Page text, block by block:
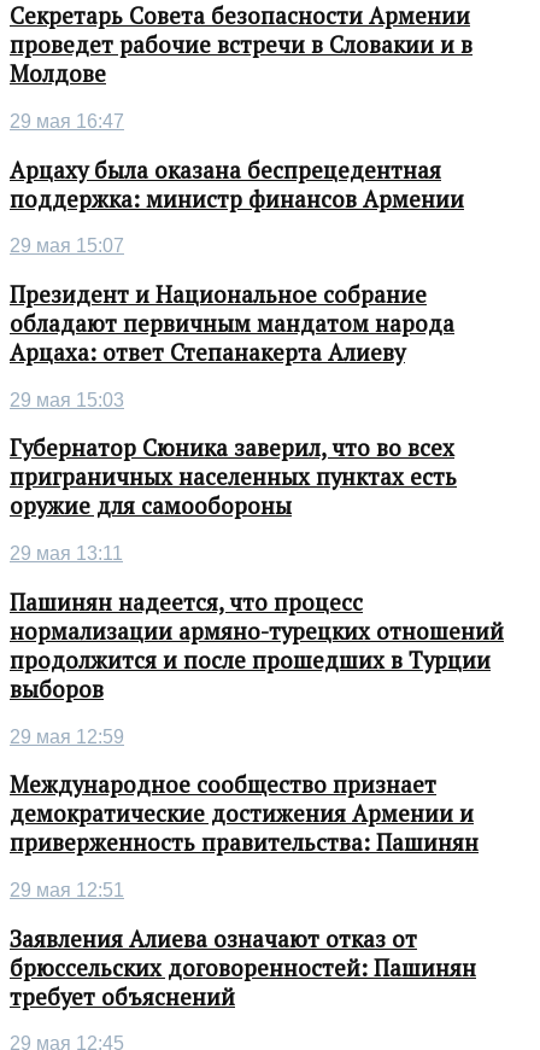
Секретарь Совета безопасности Армении
проведет рабочие встречи в Словакии и в
Молдове
29 мая 16:47
Арцаху была оказана беспрецедентная
поддержка: министр финансов Армении
29 мая 15:07
Президент и Национальное собрание
обладают первичным мандатом народа
Арцаха: ответ Степанакерта Алиеву
29 мая 15:03
Губернатор Сюника заверил, что во всех
приграничных населенных пунктах есть
оружие для самообороны
29 мая 13:11
Пашинян надеется, что процесс
нормализации армяно-турецких отношений
продолжится и после прошедших в Турции
выборов
29 мая 12:59
Международное сообщество признает
демократические достижения Армении и
приверженность правительства: Пашинян
29 мая 12:51
Заявления Алиева означают отказ от
брюссельских договоренностей: Пашинян
требует объяснений
29 мая 12:45